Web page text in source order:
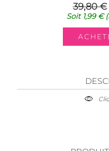
39,80 €
Soit 1,99 €